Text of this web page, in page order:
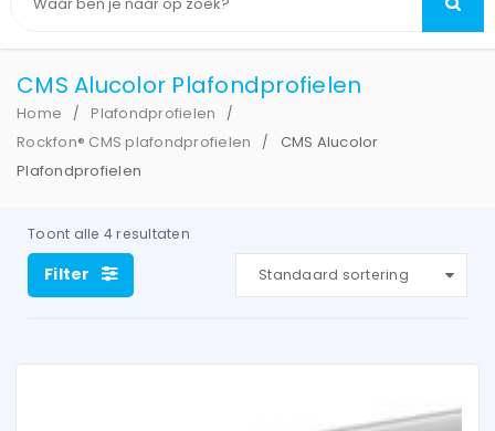
CMS Alucolor Plafondprofielen
Home / Plafondprofielen /
Rockfon® CMS plafondprofielen /
CMS Alucolor
Plafondprofielen
Toont alle 4 resultaten
Filter Standaard sortering